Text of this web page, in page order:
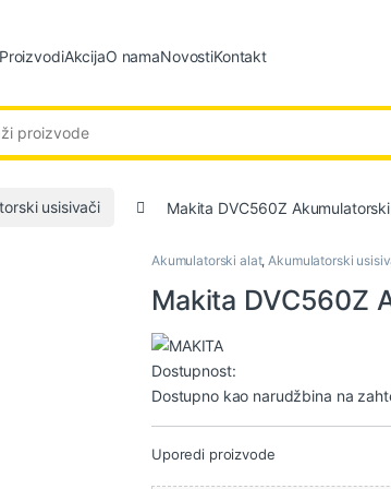
ProizvodiAkcijaO namaNovostiKontakt
usisivači Makita DVC560Z
Akumulatorski alat, Akumulatorski
Makita DVC560Z
Dostupnost:
Dostupno kao narudžbina na
Uporedi proizvode